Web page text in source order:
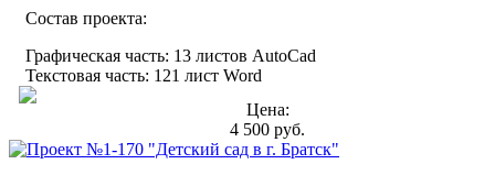
Состав проекта:
Графическая часть: 13 листов AutoCad
Текстовая часть: 121 лист Word
Цена:
4 500 руб.